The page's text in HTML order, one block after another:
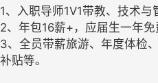
1、入职导师1V1带教、技术与
2、年包16薪+，应届生一年免
3、全员带薪旅游、年度体检
补贴等。